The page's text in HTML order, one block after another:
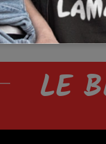
jours pour
LE